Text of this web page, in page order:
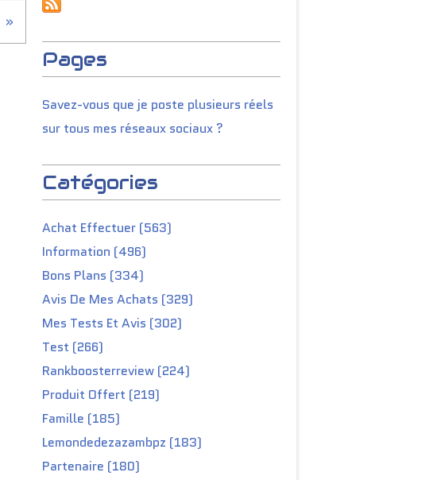
Pages
Savez-vous que je poste plusieurs réels
sur tous mes réseaux sociaux ?
Catégories
Achat Effectuer (563)
Information (496)
Bons Plans (334)
Avis De Mes Achats (329)
Mes Tests Et Avis (302)
Test (266)
Rankboosterreview (224)
Produit Offert (219)
Famille (185)
Lemondedezazambpz (183)
Partenaire (180)